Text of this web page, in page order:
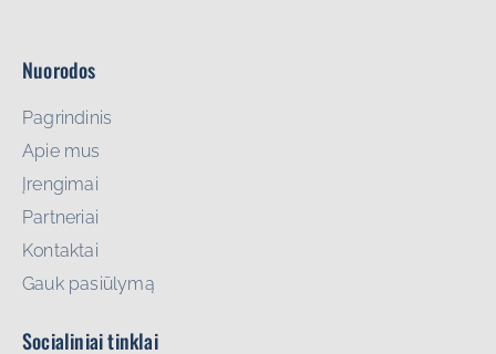
Nuorodos
Pagrindinis
Apie mus
Įrengimai
Partneriai
Kontaktai
Gauk pasiūlymą
Socialiniai tinklai